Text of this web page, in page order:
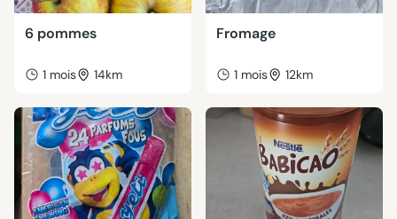
6 pommes
1 mois 14km
Fromage
1 mois 12km